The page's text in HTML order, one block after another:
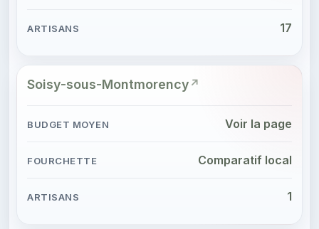
17
Soisy-sous-Montmorency
Voir la page
Comparatif local
1